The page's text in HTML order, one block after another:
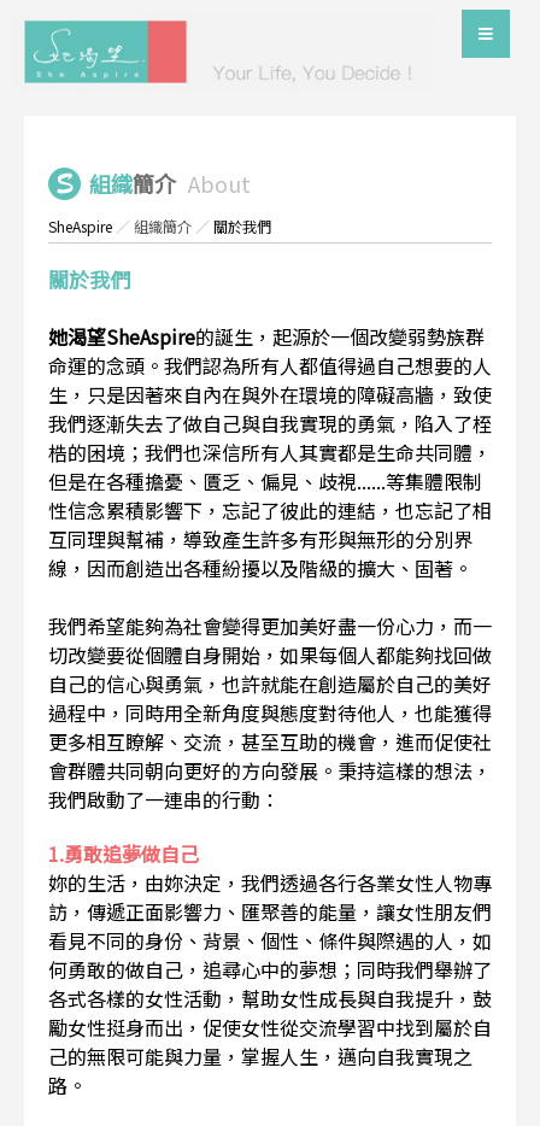
組織簡介 About
SheAspire ／組織簡介 ／關於我們
關於我們
她渴望SheAspire的誕生，起源於一個改變弱勢族群
命運的念頭。我們認為所有人都值得過自己想要的人
生，只是因著來自內在與外在環境的障礙高牆，致使
我們逐漸失去了做自己與自我實現的勇氣，陷入了桎
梏的困境；我們也深信所有人其實都是生命共同體，
但是在各種擔憂、匱乏、偏見、歧視......等集體限制
性信念累積影響下，忘記了彼此的連結，也忘記了相
互同理與幫補，導致產生許多有形與無形的分別界
線，因而創造出各種紛擾以及階級的擴大、固著。
我們希望能夠為社會變得更加美好盡一份心力，而一
切改變要從個體自身開始，如果每個人都能夠找回做
自己的信心與勇氣，也許就能在創造屬於自己的美好
過程中，同時用全新角度與態度對待他人，也能獲得
更多相互瞭解、交流，甚至互助的機會，進而促使社
會群體共同朝向更好的方向發展。秉持這樣的想法，
我們啟動了一連串的行動：
1.勇敢追夢做自己
妳的生活，由妳決定，我們透過各行各業女性人物專
訪，傳遞正面影響力、匯聚善的能量，讓女性朋友們
看見不同的身份、背景、個性、條件與際遇的人，如
何勇敢的做自己，追尋心中的夢想；同時我們舉辦了
各式各樣的女性活動，幫助女性成長與自我提升，鼓
勵女性挺身而出，促使女性從交流學習中找到屬於自
己的無限可能與力量，掌握人生，邁向自我實現之
路。